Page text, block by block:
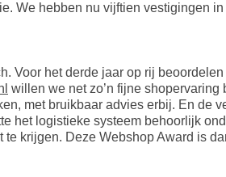
We hebben nu vijftien vestigingen
Voor het derde jaar op rij
willen we net zo’n fijne
met bruikbaar advies erbij. En de
het logistieke systeem behoorlijk
krijgen. Deze Webshop Award is